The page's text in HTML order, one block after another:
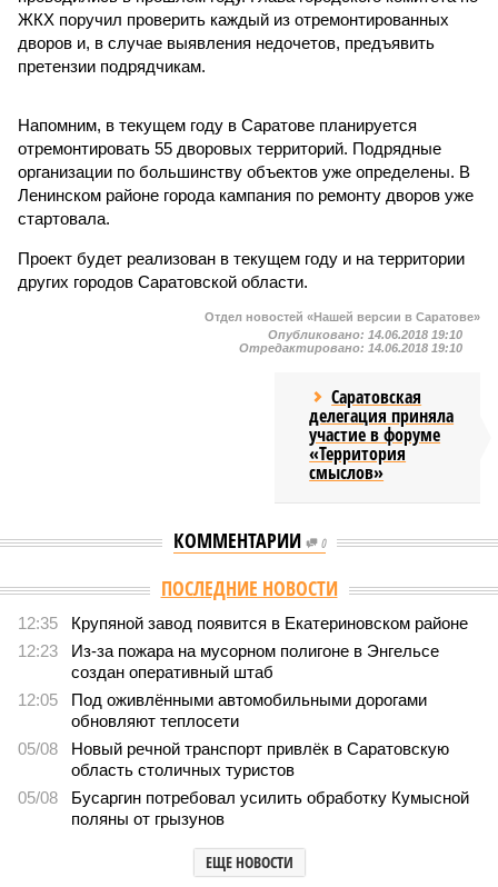
ЖКХ поручил проверить каждый из отремонтированных
дворов и, в случае выявления недочетов, предъявить
претензии подрядчикам.
Напомним, в текущем году в Саратове планируется
отремонтировать 55 дворовых территорий. Подрядные
организации по большинству объектов уже определены. В
Ленинском районе города кампания по ремонту дворов уже
стартовала.
Проект будет реализован в текущем году и на территории
других городов Саратовской области.
Отдел новостей «Нашей версии в Саратове»
Опубликовано: 14.06.2018 19:10
Отредактировано: 14.06.2018 19:10
Саратовская
делегация приняла
участие в форуме
«Территория
смыслов»
КОММЕНТАРИИ 0
ПОСЛЕДНИЕ НОВОСТИ
12:35
Крупяной завод появится в Екатериновском районе
12:23
Из-за пожара на мусорном полигоне в Энгельсе
создан оперативный штаб
12:05
Под оживлёнными автомобильными дорогами
обновляют теплосети
05/08
Новый речной транспорт привлёк в Саратовскую
область столичных туристов
05/08
Бусаргин потребовал усилить обработку Кумысной
поляны от грызунов
ЕЩЕ НОВОСТИ